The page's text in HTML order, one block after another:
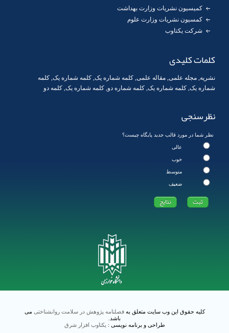
کمیسیون نشریات وزارت بهداشت
کمسیون نشریات وزارت علوم
شرکت یکتاوب
کلمات کلیدی
نشریه, مجله علمی , مقاله علمی , کلمه شماره یک, کلمه شماره یک, کلمه
شماره یک, کلمه شماره یک, کلمه شماره دو, کلمه شماره یک, کلمه دو
نظرسنجی
نظر شما در مورد قالب جدید پایگاه چیست؟
عالی
خوب
متوسط
ضعیف
کلیه حقوق این وب سایت متعلق بهفصلنامه پژوهش در سلامت روانشناختیمی
باشد.
طراحی و برنامه نویسی : یکتاوب افزار شرق